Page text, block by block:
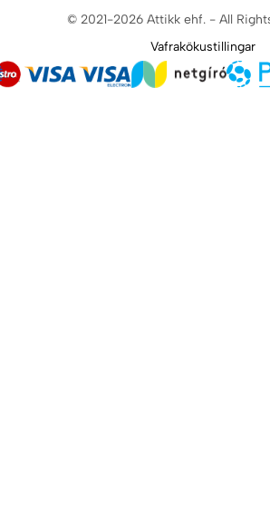
© 2021-2026 Attikk ehf. - All Rights
Vafrakökustillingar